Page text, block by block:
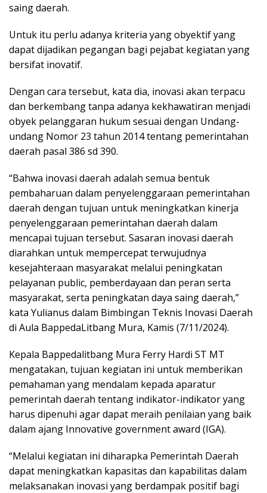
saing daerah.
Untuk itu perlu adanya kriteria yang obyektif yang
dapat dijadikan pegangan bagi pejabat kegiatan yang
bersifat inovatif.
Dengan cara tersebut, kata dia, inovasi akan terpacu
dan berkembang tanpa adanya kekhawatiran menjadi
obyek pelanggaran hukum sesuai dengan Undang-
undang Nomor 23 tahun 2014 tentang pemerintahan
daerah pasal 386 sd 390.
“Bahwa inovasi daerah adalah semua bentuk
pembaharuan dalam penyelenggaraan pemerintahan
daerah dengan tujuan untuk meningkatkan kinerja
penyelenggaraan pemerintahan daerah dalam
mencapai tujuan tersebut. Sasaran inovasi daerah
diarahkan untuk mempercepat terwujudnya
kesejahteraan masyarakat melalui peningkatan
pelayanan public, pemberdayaan dan peran serta
masyarakat, serta peningkatan daya saing daerah,”
kata Yulianus dalam Bimbingan Teknis Inovasi Daerah
di Aula BappedaLitbang Mura, Kamis (7/11/2024).
Kepala Bappedalitbang Mura Ferry Hardi ST MT
mengatakan, tujuan kegiatan ini untuk memberikan
pemahaman yang mendalam kepada aparatur
pemerintah daerah tentang indikator-indikator yang
harus dipenuhi agar dapat meraih penilaian yang baik
dalam ajang Innovative government award (IGA).
“Melalui kegiatan ini diharapka Pemerintah Daerah
dapat meningkatkan kapasitas dan kapabilitas dalam
melaksanakan inovasi yang berdampak positif bagi